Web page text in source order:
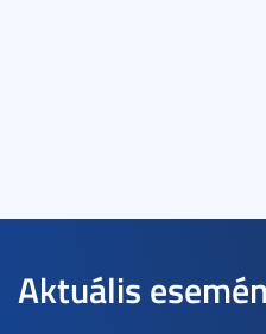
Aktuális